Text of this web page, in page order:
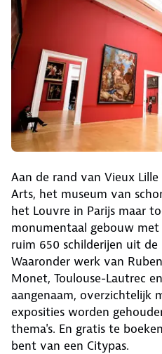
Aan de rand van Vieux
Arts, het museum van
het Louvre in Parijs maar
monumentaal gebouw
ruim 650 schilderijen uit
Waaronder werk van
Monet, Toulouse-Lautrec
aangenaam, overzichtelijk
exposities worden
thema's. En gratis te
bent van een Citypas.